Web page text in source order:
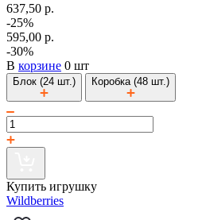
637,50 р.
-25%
595,00 р.
-30%
В корзине 0 шт
Блок (24 шт.) Коробка (48 шт.)
Купить игрушку
Wildberries